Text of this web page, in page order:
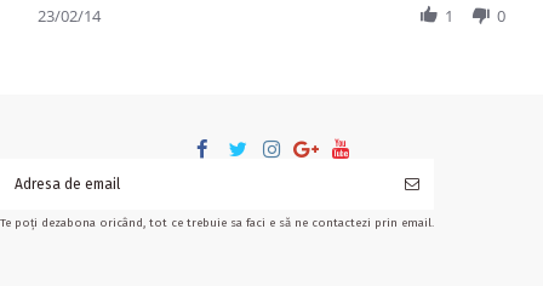
23/02/14 1 0
Te poți dezabona oricând, tot ce trebuie sa faci e să ne contactezi prin email.